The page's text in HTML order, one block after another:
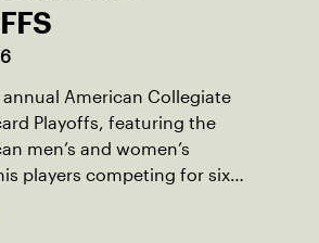
American Collegiate
Playoffs, featuring the
men’s and women’s
players competing for six